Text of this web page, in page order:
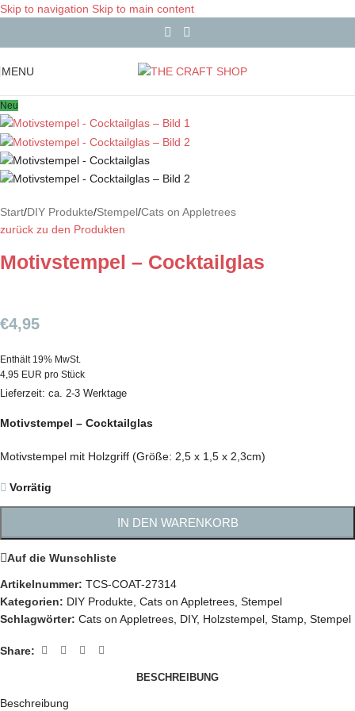
Skip to navigation Skip to main content
MENU
Neu
Start/DIY Produkte/Stempel/Cats on Appletrees
zurück zu den Produkten
Motivstempel – Cocktailglas
€4,95
Enthält 19% MwSt.
4,95 EUR pro Stück
Lieferzeit: ca. 2-3 Werktage
Motivstempel – Cocktailglas
Motivstempel mit Holzgriff (Größe: 2,5 x 1,5 x 2,3cm)
Vorrätig
IN DEN WARENKORB
Auf die Wunschliste
Artikelnummer: TCS-COAT-27314
Kategorien: DIY Produkte Cats on Appletrees Stempel
Schlagwörter: Cats on Appletrees DIY, Holzstempel Stamp Stempel
Share:
BESCHREIBUNG
Beschreibung